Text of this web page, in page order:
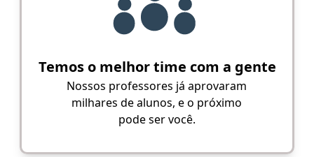
Temos o melhor time com a gente
Nossos professores já aprovaram
milhares de alunos, e o próximo
pode ser você.